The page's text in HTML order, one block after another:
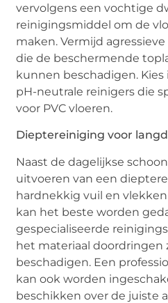
vervolgens een vochtige
reinigingsmiddel om de
maken. Vermijd
die de beschermende
kunnen beschadigen. Kies
pH-neutrale reinigers die
voor PVC vloeren.
Dieptereiniging voor
Naast de dagelijkse
uitvoeren van een
hardnekkig vuil en
kan het beste worden
gespecialiseerde
het materiaal doordringen
beschadigen. Een
kan ook worden
beschikken over de juiste